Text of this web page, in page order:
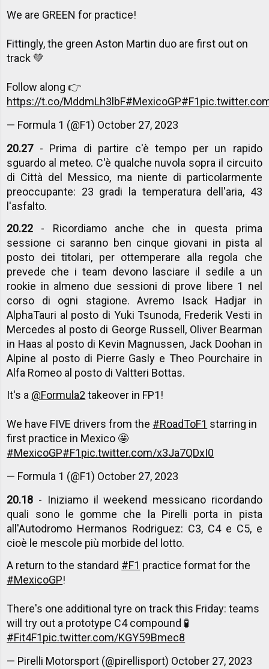
We are GREEN for practice!
Fittingly, the green Aston Martin duo are first out on
track 💚
Follow along 👉
https://t.co/MddmLh3lbF#MexicoGP#F1
— Formula 1 (@F1) October 27, 2023
20.27 - Prima di partire c'è tempo per un rapido
sguardo al meteo. C'è qualche nuvola sopra il circuito
di Città del Messico, ma niente di particolarmente
preoccupante: 23 gradi la temperatura dell'aria, 43
l'asfalto.
20.22 - Ricordiamo anche che in questa prima
sessione ci saranno ben cinque giovani in pista al
posto dei titolari, per ottemperare alla regola che
prevede che i team devono lasciare il sedile a un
rookie in almeno due sessioni di prove libere 1 nel
corso di ogni stagione. Avremo Isack Hadjar in
AlphaTauri al posto di Yuki Tsunoda, Frederik Vesti in
Mercedes al posto di George Russell, Oliver Bearman
in Haas al posto di Kevin Magnussen, Jack Doohan in
Alpine al posto di Pierre Gasly e Theo Pourchaire in
Alfa Romeo al posto di Valtteri Bottas.
It's a @Formula2 takeover in FP1!
We have FIVE drivers from the #RoadToF1 starring in
first practice in Mexico 🤩
#MexicoGP#F1pic.twitter.com/x3Ja7QDxI0
— Formula 1 (@F1) October 27, 2023
20.18 - Iniziamo il weekend messicano ricordando
quali sono le gomme che la Pirelli porta in pista
all'Autodromo Hermanos Rodriguez: C3, C4 e C5, e
cioè le mescole più morbide del lotto.
A return to the standard #F1 practice format for the
#MexicoGP!
There's one additional tyre on track this Friday: teams
will try out a prototype C4 compound 🧪
#Fit4F1pic.twitter.com/KGY59Bmec8
— Pirelli Motorsport (@pirellisport) October 27, 2023